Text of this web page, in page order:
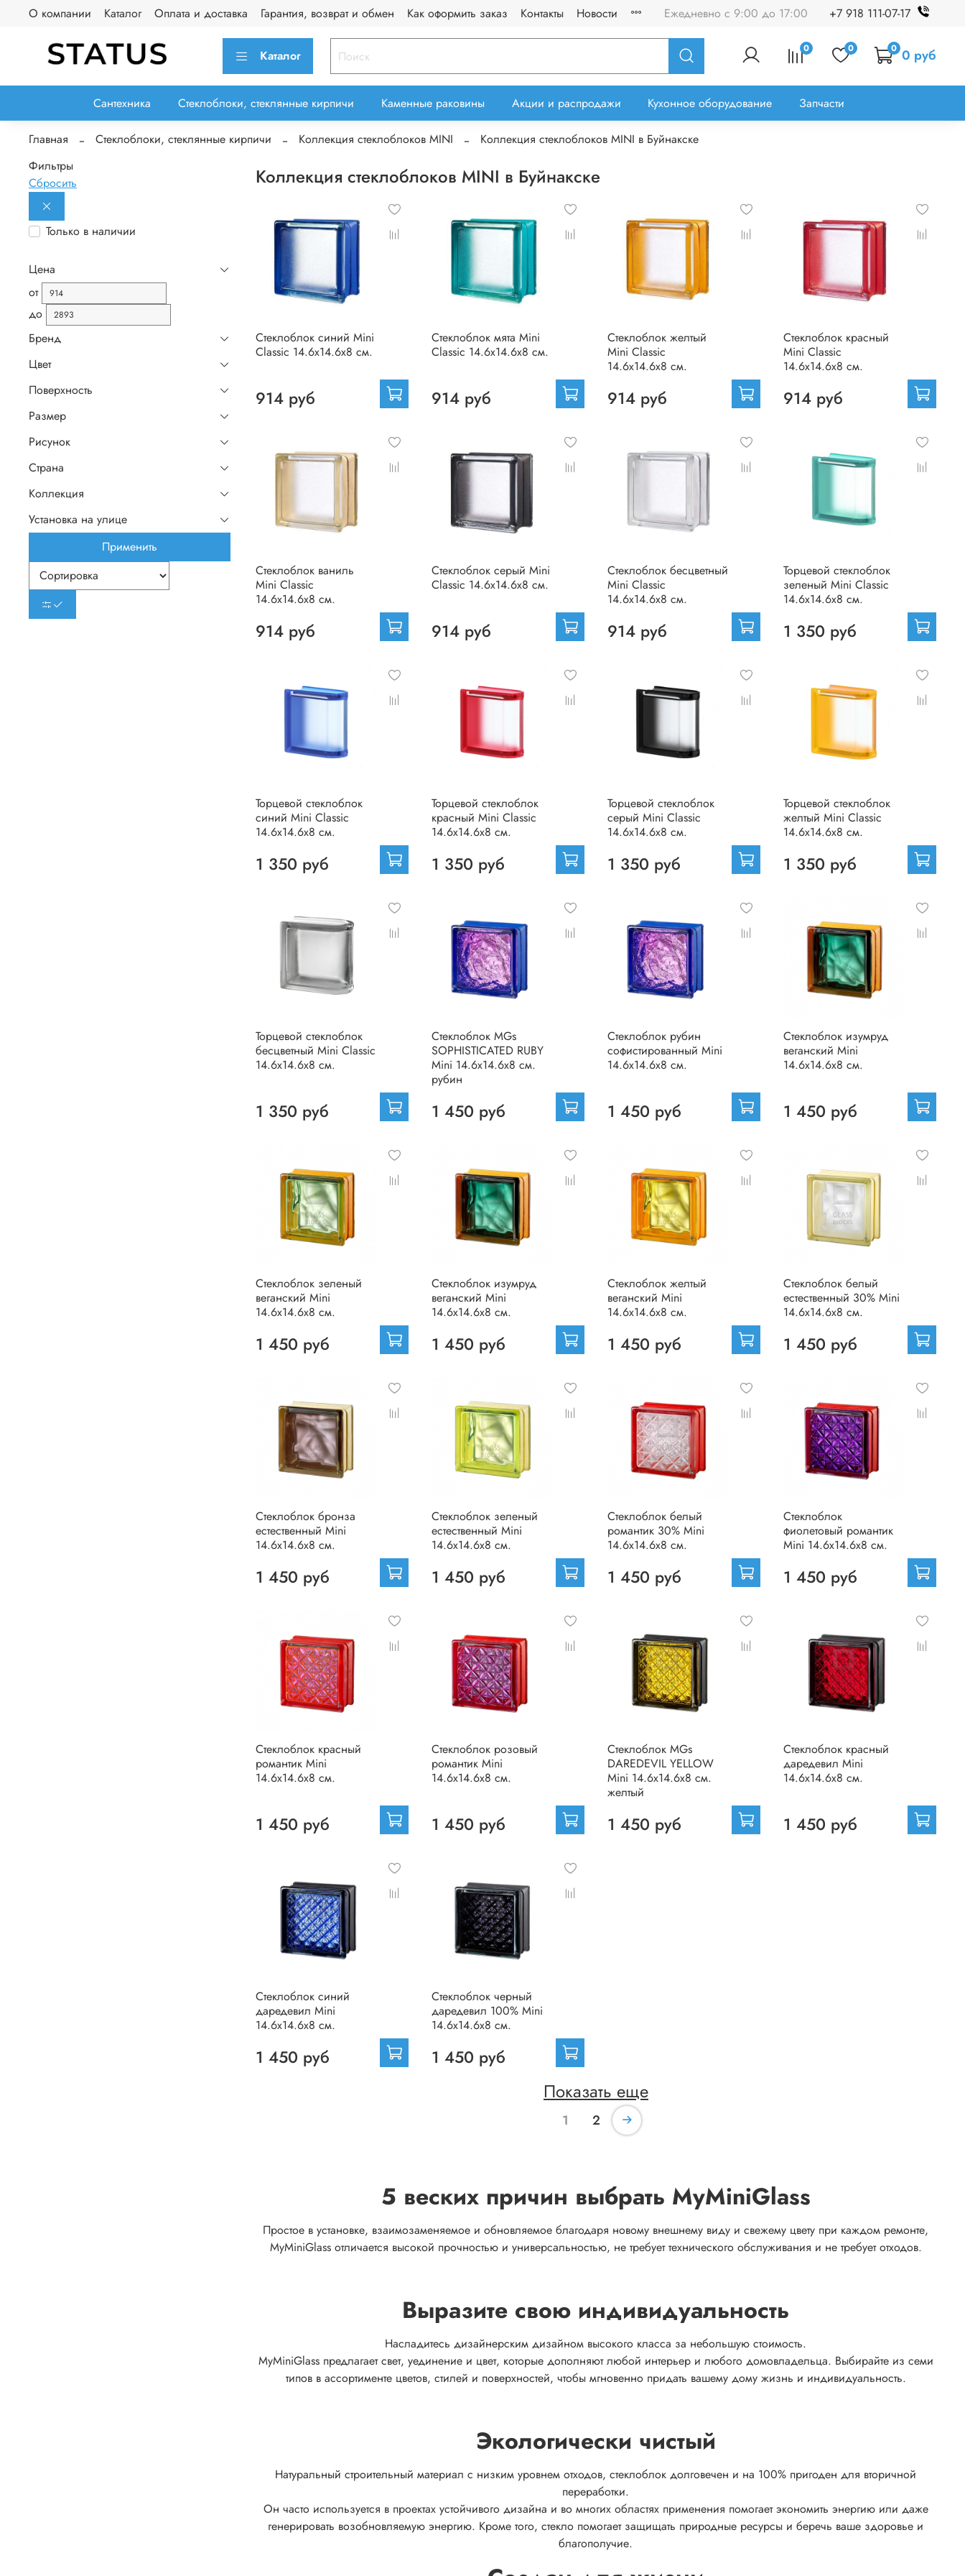
О компании Каталог Оплата и доставка Гарантия, возврат и обмен Как оформить заказ Контакты Новости Ежедневно с 9:00 до 17:00 +7 918 111-07-17
Каталог 0 0 0 0 руб
Сантехника Стеклоблоки, стеклянные кирпичи Каменные раковины Акции и распродажи Кухонное оборудование Запчасти
Главная Стеклоблоки, стеклянные кирпичи Коллекция стеклоблоков MINI Коллекция стеклоблоков MINI в Буйнакске
Коллекция стеклоблоков MINI в Буйнакске
Стеклоблок синий Mini
Classic 14.6x14.6x8 см.
914 руб
Стеклоблок мята Mini
Classic 14.6x14.6x8 см.
914 руб
Стеклоблок желтый
Mini Classic
14.6x14.6x8 см.
914 руб
Стеклоблок красный
Mini Classic
14.6x14.6x8 см.
914 руб
Стеклоблок ваниль
Mini Classic
14.6x14.6x8 см.
914 руб
Стеклоблок серый Mini
Classic 14.6x14.6x8 см.
914 руб
Стеклоблок бесцветный
Mini Classic
14.6x14.6x8 см.
914 руб
Торцевой стеклоблок
зеленый Mini Classic
14.6x14.6x8 см.
1 350 руб
Торцевой стеклоблок
синий Mini Classic
14.6x14.6x8 см.
1 350 руб
Торцевой стеклоблок
красный Mini Classic
14.6x14.6x8 см.
1 350 руб
Торцевой стеклоблок
серый Mini Classic
14.6x14.6x8 см.
1 350 руб
Торцевой стеклоблок
желтый Mini Classic
14.6x14.6x8 см.
1 350 руб
Торцевой стеклоблок
бесцветный Mini Classic
14.6x14.6x8 см.
1 350 руб
Стеклоблок MGs
SOPHISTICATED RUBY
Mini 14.6x14.6x8 см.
рубин
1 450 руб
Стеклоблок рубин
софистированный Mini
14.6x14.6x8 см.
1 450 руб
Стеклоблок изумруд
веганский Mini
14.6x14.6x8 см.
1 450 руб
Стеклоблок зеленый
веганский Mini
14.6x14.6x8 см.
1 450 руб
Стеклоблок изумруд
веганский Mini
14.6x14.6x8 см.
1 450 руб
Стеклоблок желтый
веганский Mini
14.6x14.6x8 см.
1 450 руб
Стеклоблок белый
естественный 30% Mini
14.6x14.6x8 см.
1 450 руб
Стеклоблок бронза
естественный Mini
14.6x14.6x8 см.
1 450 руб
Стеклоблок зеленый
естественный Mini
14.6x14.6x8 см.
1 450 руб
Стеклоблок белый
романтик 30% Mini
14.6x14.6x8 см.
1 450 руб
Стеклоблок
фиолетовый романтик
Mini 14.6x14.6x8 см.
1 450 руб
Стеклоблок красный
романтик Mini
14.6x14.6x8 см.
1 450 руб
Стеклоблок розовый
романтик Mini
14.6x14.6x8 см.
1 450 руб
Стеклоблок MGs
DAREDEVIL YELLOW
Mini 14.6x14.6x8 см.
желтый
1 450 руб
Стеклоблок красный
даредевил Mini
14.6x14.6x8 см.
1 450 руб
Стеклоблок синий
даредевил Mini
14.6x14.6x8 см.
1 450 руб
Стеклоблок черный
даредевил 100% Mini
14.6x14.6x8 см.
1 450 руб
Показать еще
1 2
5 веских причин выбрать MyMiniGlass
Простое в установке, взаимозаменяемое и обновляемое благодаря новому внешнему виду и свежему цвету при каждом ремонте,
MyMiniGlass отличается высокой прочностью и универсальностью, не требует технического обслуживания и не требует отходов.
Выразите свою индивидуальность
Насладитесь дизайнерским дизайном высокого класса за небольшую стоимость.
MyMiniGlass предлагает свет, уединение и цвет, которые дополняют любой интерьер и любого домовладельца. Выбирайте из семи
типов в ассортименте цветов, стилей и поверхностей, чтобы мгновенно придать вашему дому жизнь и индивидуальность.
Экологически чистый
Натуральный строительный материал с низким уровнем отходов, стеклоблок долговечен и на 100% пригоден для вторичной
переработки.
Он часто используется в проектах устойчивого дизайна и во многих областях применения помогает экономить энергию или даже
генерировать возобновляемую энергию. Кроме того, стекло помогает защищать природные ресурсы и беречь ваше здоровье и
благополучие.
Фильтры
Сбросить
Только в наличии
Цена
от
до
Бренд
Цвет
Поверхность
Размер
Рисунок
Страна
Коллекция
Установка на улице
Применить